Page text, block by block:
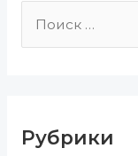
к
Рубрики